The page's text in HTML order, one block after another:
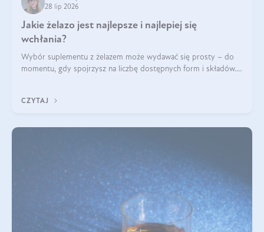
28 lip 2026
Jakie żelazo jest najlepsze i najlepiej się
wchłania?
Wybór suplementu z żelazem może wydawać się prosty – do
momentu, gdy spojrzysz na liczbę dostępnych form i składów.
zawierać suplement?
CZYTAJ